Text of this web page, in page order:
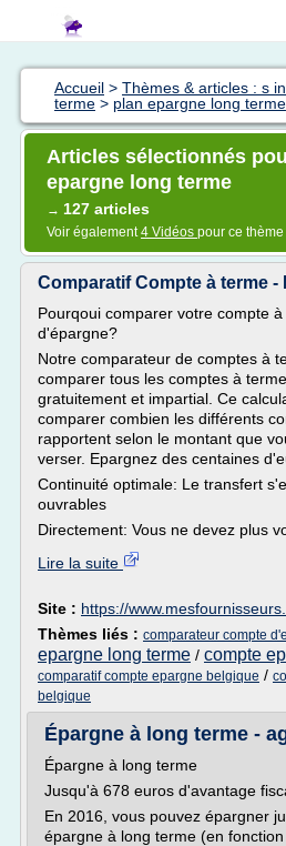
Accueil > Thèmes & articles : s
terme > plan epargne long terme
Articles sélectionnés
epargne long terme
→ 127 articles
Voir également4 Vidéos pour ce thème
Comparatif Compte à terme
Pourqoui comparer votre compte
d'épargne?
Notre comparateur de comptes à
comparer tous les comptes à
gratuitement et impartial. Ce
comparer combien les différents
rapportent selon le montant que
verser. Epargnez des centaines
Continuité optimale: Le transfert
ouvrables
Directement: Vous ne devez plus
Lire la suite
Site : https://
Thèmes liés : comparateur compte
epargne long terme / compte
comparatif compte epargne belgique /
belgique
Épargne à long terme -
Épargne à long terme
Jusqu'à 678 euros d'avantage
En 2016, vous pouvez épargner
épargne à long terme (en